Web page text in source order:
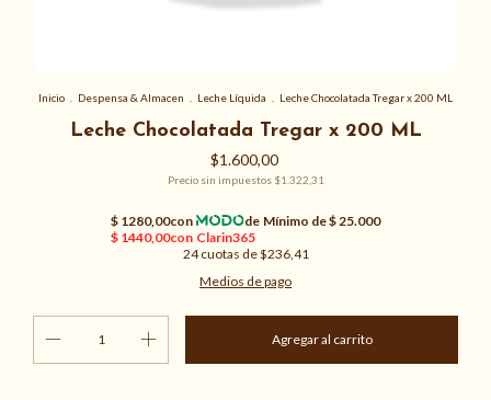
Inicio Despensa & Almacen Leche Líquida Leche Chocolatada Tregar x 200 ML
Leche Chocolatada Tregar x 200 ML
$1.600,00
Precio sin impuestos $1.322,31
24 cuotas de$236,41
Medios de pago